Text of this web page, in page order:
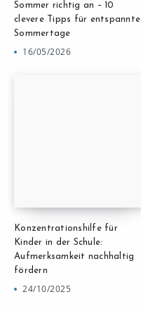
Sommer richtig an – 10
clevere Tipps für entspannte
Sommertage
16/05/2026
Konzentrationshilfe für
Kinder in der Schule:
Aufmerksamkeit nachhaltig
fördern
24/10/2025